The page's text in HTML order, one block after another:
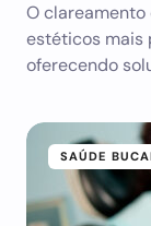
O
estéticos mais
oferecendo
SAÚDE